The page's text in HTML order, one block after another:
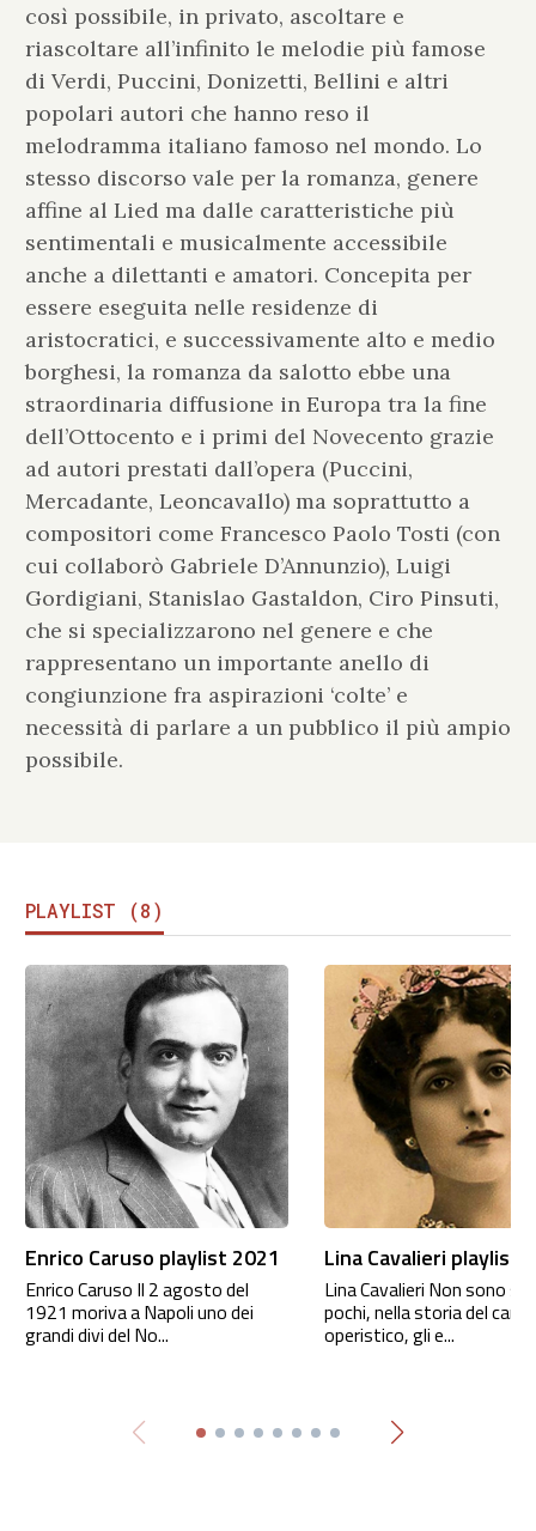
così possibile, in privato, ascoltare e
riascoltare all’infinito le melodie più famose
di Verdi, Puccini, Donizetti, Bellini e altri
popolari autori che hanno reso il
melodramma italiano famoso nel mondo. Lo
stesso discorso vale per la romanza, genere
affine al Lied ma dalle caratteristiche più
sentimentali e musicalmente accessibile
anche a dilettanti e amatori. Concepita per
essere eseguita nelle residenze di
aristocratici, e successivamente alto e medio
borghesi, la romanza da salotto ebbe una
straordinaria diffusione in Europa tra la fine
dell’Ottocento e i primi del Novecento grazie
ad autori prestati dall’opera (Puccini,
Mercadante, Leoncavallo) ma soprattutto a
compositori come Francesco Paolo Tosti (con
cui collaborò Gabriele D’Annunzio), Luigi
Gordigiani, Stanislao Gastaldon, Ciro Pinsuti,
che si specializzarono nel genere e che
rappresentano un importante anello di
congiunzione fra aspirazioni ‘colte’ e
necessità di parlare a un pubblico il più ampio
possibile.
PLAYLIST (8)
Enrico Caruso playlist 2021
Enrico Caruso Il 2 agosto del
1921 moriva a Napoli uno dei
grandi divi del No...
Lina Cavalieri playlist
Lina Cavalieri Non sono
pochi, nella storia del
operistico, gli e...